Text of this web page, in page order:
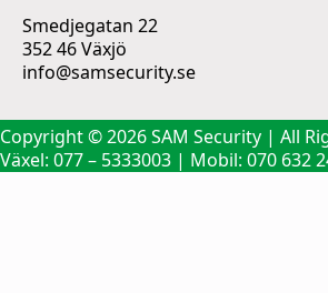
Smedjegatan 22
352 46 Växjö
info@samsecurity.se
Copyright © 2026 SAM Security | All
Växel: 077 – 5333003 | Mobil: 070 632